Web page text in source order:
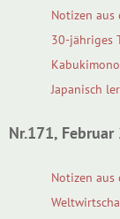
Notizen aus
30-jähriges
Kabukimono
Japanisch
Nr.171,
Notizen aus